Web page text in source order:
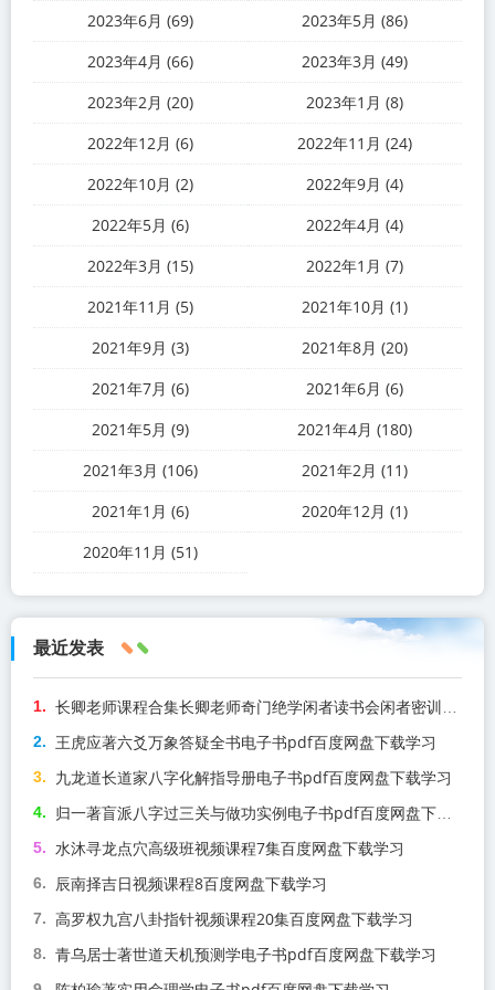
2023年6月 (69)
2023年5月 (86)
2023年4月 (66)
2023年3月 (49)
2023年2月 (20)
2023年1月 (8)
2022年12月 (6)
2022年11月 (24)
2022年10月 (2)
2022年9月 (4)
2022年5月 (6)
2022年4月 (4)
2022年3月 (15)
2022年1月 (7)
2021年11月 (5)
2021年10月 (1)
2021年9月 (3)
2021年8月 (20)
2021年7月 (6)
2021年6月 (6)
2021年5月 (9)
2021年4月 (180)
2021年3月 (106)
2021年2月 (11)
2021年1月 (6)
2020年12月 (1)
2020年11月 (51)
最近发表
长卿老师课程合集长卿老师奇门绝学闲者读书会闲者密训视频课程百度网盘下载学习
王虎应著六爻万象答疑全书电子书pdf百度网盘下载学习
九龙道长道家八字化解指导册电子书pdf百度网盘下载学习
归一著盲派八字过三关与做功实例电子书pdf百度网盘下载学习
水沐寻龙点穴高级班视频课程7集百度网盘下载学习
辰南择吉日视频课程8百度网盘下载学习
高罗权九宫八卦指针视频课程20集百度网盘下载学习
青乌居士著世道天机预测学电子书pdf百度网盘下载学习